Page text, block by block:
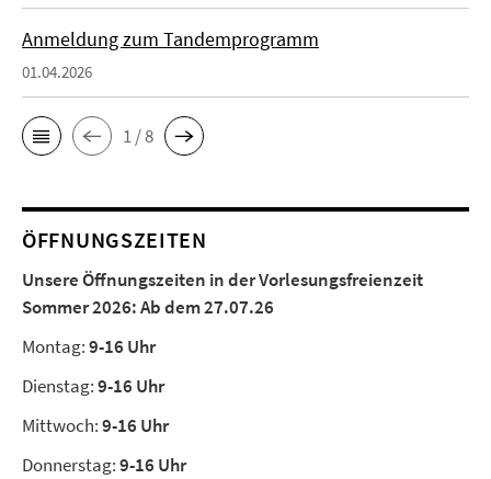
Anmeldung zum Tandemprogramm
01.04.2026
1 / 8
ÖFFNUNGSZEITEN
Unsere Öffnungszeiten in der Vorlesungsfreienzeit
Sommer 2026:Ab dem 27.07.26
Montag:9-16 Uhr
Dienstag:9-16 Uhr
Mittwoch:9-16 Uhr
Donnerstag:9-16 Uhr